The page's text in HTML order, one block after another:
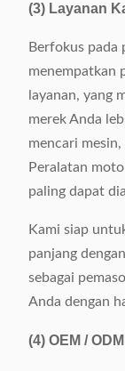
(3) Layanan
Berfokus pada
menempatkan
layanan, yang
merek Anda
mencari
Peralatan
paling dapat
Kami siap
panjang
sebagai
Anda dengan
(4) OEM / ODM